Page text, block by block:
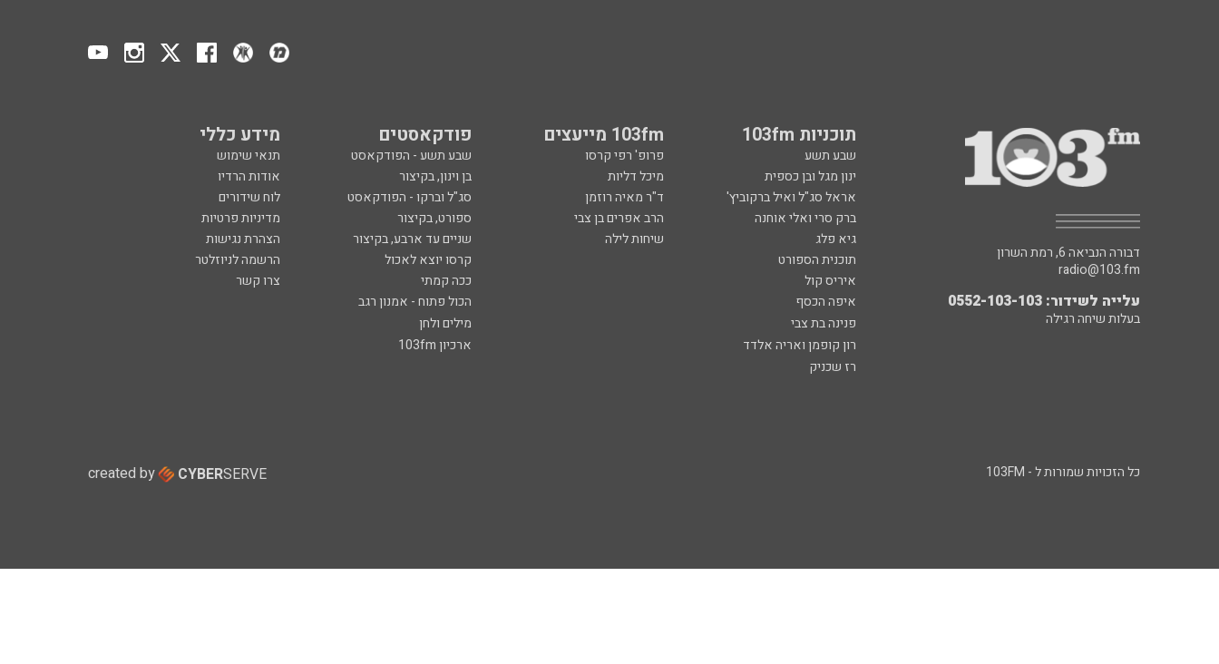
תוכניות 103fm 103fm מייעצים פודקאסטים מידע כללי
שבע תשע פרופ' רפי קרסו שבע תשע - הפודקאסט
תנאי שימוש
ינון מגל ובן כספית
מיכל דליות בן וינון, בקיצור
אודות הרדיו
אראל סג"ל ואיל ברקוביץ'
ד"ר מאיה רוזמן סג"ל וברקו - הפודקאסט
לוח שידורים
ברק סרי ואלי אוחנה
הרב אפרים בן צבי ספורט, בקיצור
מדיניות פרטיות
גיא פלג
שיחות לילה שניים עד ארבע, בקיצור
הצהרת נגישות
תוכנית הספורט
קרסו יוצא לאכול
הרשמה לניוזלטר
איריס קול
ככה קמתי
צרו קשר
איפה הכסף
הכול פתוח - אמנון רגב
פנינה בת צבי
מילים ולחן
רון קופמן ואריה אלדד
ארכיון 103fm
רז שכניק
דבורה הנביאה 6, רמת השרון
radio@103.fm
עלייה לשידור: 0552-103-103
בעלות שיחה רגילה
כל הזכויות שמורות ל - 103FM created by CYBERSERVE